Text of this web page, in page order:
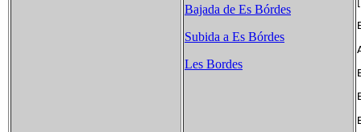
Bajada de Es Bórdes
Subida a Es Bórdes
Les Bordes